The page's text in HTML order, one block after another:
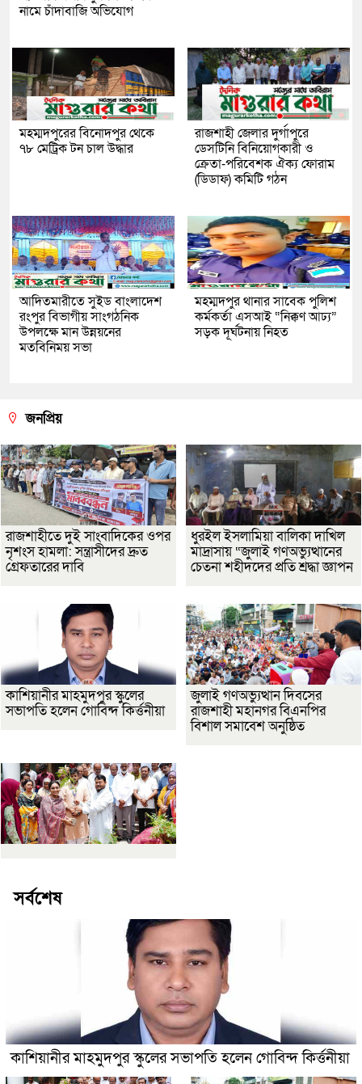
নামে চাঁদাবাজি অভিযোগ
মহম্মদপুরের বিনোদপুর থেকে
৭৮ মেট্রিক টন চাল উদ্ধার
রাজশাহী জেলার দুর্গাপুরে
ডেসটিনি বিনিয়োগকারী ও
ক্রেতা-পরিবেশক ঐক্য ফোরাম
(ডিডাফ) কমিটি গঠন
আদিতমারীতে সুইড বাংলাদেশ
রংপুর বিভাগীয় সাংগঠনিক
উপলক্ষে মান উন্নয়নের
মতবিনিময় সভা
মহম্মদপুর থানার সাবেক পুলিশ
কর্মকর্তা এসআই “নিক্কণ আঢ্য”
সড়ক দূর্ঘটনায় নিহত
জনপ্রিয়
রাজশাহীতে দুই সাংবাদিকের ওপর
নৃশংস হামলা: সন্ত্রাসীদের দ্রুত
গ্রেফতারের দাবি
ধুরইল ইসলামিয়া বালিকা দাখিল
মাদ্রাসায় “জুলাই গণঅভ্যুত্থানের
চেতনা শহীদদের প্রতি শ্রদ্ধা জ্ঞাপন
কাশিয়ানীর মাহমুদপুর স্কুলের
সভাপতি হলেন গোবিন্দ কির্ত্তনীয়া
জুলাই গণঅভ্যুত্থান দিবসের
রাজশাহী মহানগর বিএনপির
বিশাল সমাবেশ অনুষ্ঠিত
সর্বশেষ
কাশিয়ানীর মাহমুদপুর স্কুলের সভাপতি হলেন গোবিন্দ কির্ত্তনীয়া